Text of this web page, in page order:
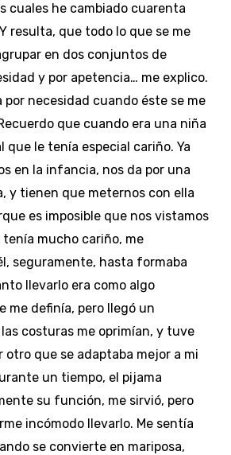
cuales he cambiado cuarenta
resulta, que todo lo que se me
en dos conjuntos de
y por apetencia… me explico.
por necesidad cuando éste se me
que cuando era una niña
que le tenía especial cariño. Ya
en la infancia, nos da por una
y tienen que meternos con ella
es imposible que nos vistamos
mucho cariño, me
seguramente, hasta formaba
llevarlo era como algo
me definía, pero llegó un
costuras me oprimían, y tuve
otro que se adaptaba mejor a mi
un tiempo, el pijama
su función, me sirvió, pero
incómodo llevarlo. Me sentía
se convierte en mariposa,